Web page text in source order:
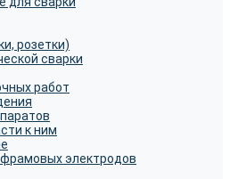
розетки)
сварки
работ
к ним
электродов